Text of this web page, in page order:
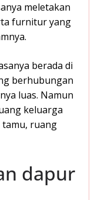
meletakan
furnitur yang
berada di
berhubungan
luas. Namun
keluarga
tamu, ruang
dapur